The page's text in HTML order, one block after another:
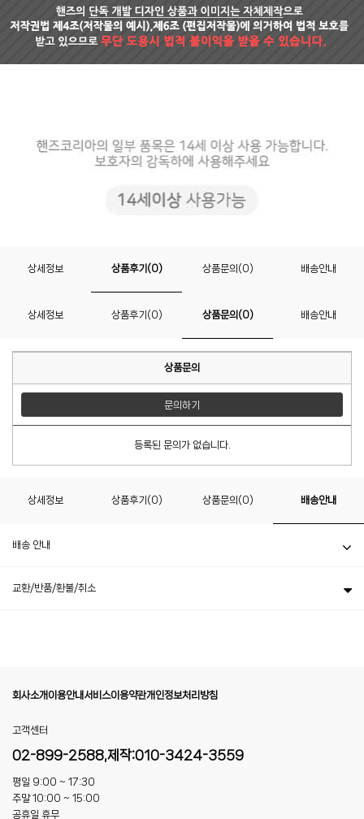
상세정보 상품후기(0) 상품문의(0) 배송안내
상세정보 상품후기(0) 상품문의(0) 배송안내
상품문의
문의하기
등록된 문의가 없습니다.
상세정보 상품후기(0) 상품문의(0) 배송안내
배송 안내
교환/반품/환불/취소
회사소개 이용안내서비스이용약관개인정보처리방침
고객센터
02-899-2588,제작:010-3424-3559
평일 9:00 ~ 17:30
주말 10:00 ~ 15:00
공휴일 휴무